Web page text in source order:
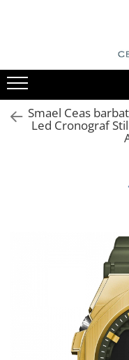
Smael Ceas
Led Cronograf